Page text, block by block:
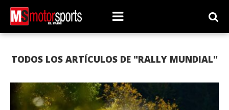
TODOS LOS ARTÍCULOS DE "RALLY MUNDIAL"